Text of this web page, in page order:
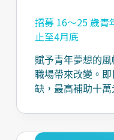
招募 16～25 歲青
止至4月底
賦予青年夢想的
職場帶來改變。即
缺，最高補助十萬